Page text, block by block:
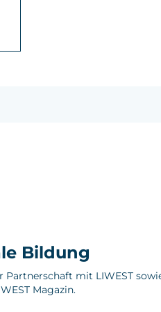
Bildung
Partnerschaft mit LIWEST
Magazin.